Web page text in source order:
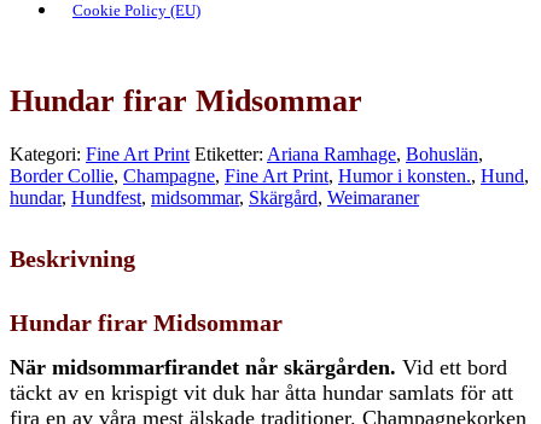
Cookie Policy (EU)
Hundar firar Midsommar
Kategori: Fine Art Print Etiketter: Ariana Ramhage, Bohuslän,
Border Collie, Champagne, Fine Art Print, Humor i konsten., Hund,
hundar, Hundfest, midsommar, Skärgård, Weimaraner
Beskrivning
Hundar firar Midsommar
När midsommarfirandet når skärgården. Vid ett bord
täckt av en krispigt vit duk har åtta hundar samlats för att
fira en av våra mest älskade traditioner. Champagnekorken